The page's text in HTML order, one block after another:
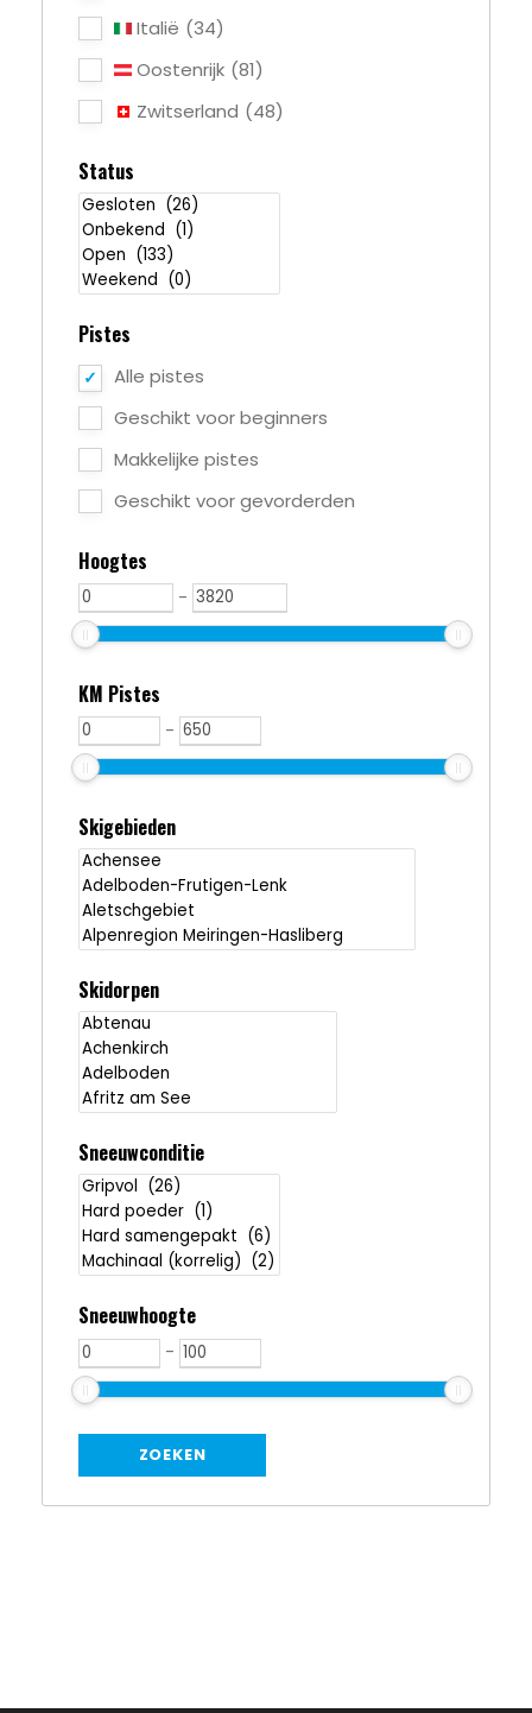
Italië (34)
Oostenrijk (81)
Zwitserland (48)
Status
Pistes
Alle pistes
Geschikt voor beginners
Makkelijke pistes
Geschikt voor gevorderden
Hoogtes
-
KM Pistes
-
Skigebieden
Skidorpen
Sneeuwconditie
Sneeuwhoogte
-